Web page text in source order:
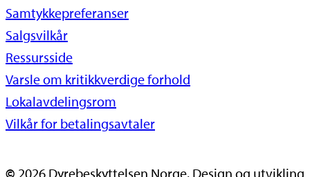
Samtykkepreferanser
Salgsvilkår
Ressursside
Varsle om kritikkverdige forhold
Lokalavdelingsrom
Vilkår for betalingsavtaler
© 2026 Dyrebeskyttelsen Norge. Design og utvikling